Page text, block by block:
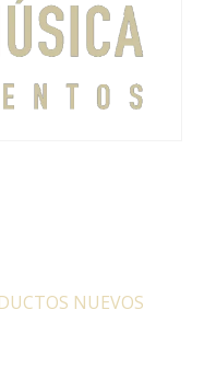
NUEVOS